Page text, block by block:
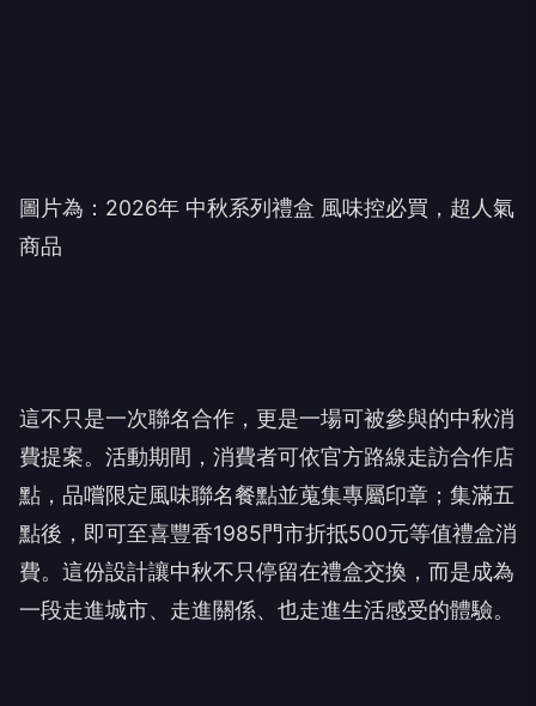
圖片為： 2026年 中秋系列禮盒 風味控必買，超人氣
商品
這不只是一次聯名合作，更是一場可被參與的中秋消
費提案。活動期間，消費者可依官方路線走訪合作店
點，品嚐限定風味聯名餐點並蒐集專屬印章；集滿五
點後，即可至喜豐香1985門市折抵500元等值禮盒消
費。這份設計讓中秋不只停留在禮盒交換，而是成為
一段走進城市、走進關係、也走進生活感受的體驗。